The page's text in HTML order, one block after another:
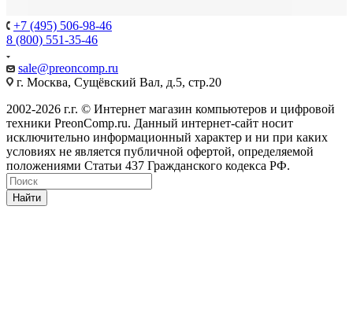
+7 (495) 506-98-46
8 (800) 551-35-46
sale@preoncomp.ru
г. Москва, Сущёвский Вал, д.5, стр.20
2002-2026 г.г. © Интернет магазин компьютеров и цифровой
техники PreonComp.ru. Данный интернет-сайт носит
исключительно информационный характер и ни при каких
условиях не является публичной офертой, определяемой
положениями Статьи 437 Гражданского кодекса РФ.
Найти